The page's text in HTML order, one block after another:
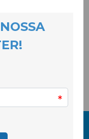
através de
e da partilha
actualmente a
Este evento é